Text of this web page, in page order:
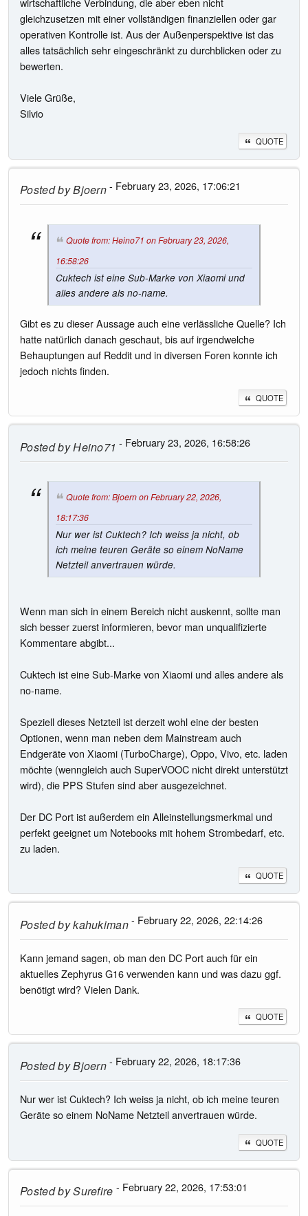
gleichzusetzen mit einer vollständigen finanziellen oder gar
operativen Kontrolle ist. Aus der Außenperspektive ist das
alles tatsächlich sehr eingeschränkt zu durchblicken oder zu
bewerten.
Viele Grüße,
Silvio
QUOTE
Posted byBjoern- February 23, 2026, 17:06:21
Quote from: Heino71 on February 23, 2026,
16:58:26
Cuktech ist eine Sub-Marke von Xiaomi und
alles andere als no-name.
Gibt es zu dieser Aussage auch eine verlässliche Quelle? Ich
hatte natürlich danach geschaut, bis auf irgendwelche
Behauptungen auf Reddit und in diversen Foren konnte ich
jedoch nichts finden.
QUOTE
Posted byHeino71 - February 23, 2026, 16:58:26
Quote from: Bjoern on February 22, 2026,
18:17:36
Nur wer ist Cuktech? Ich weiss ja nicht, ob
ich meine teuren Geräte so einem NoName
Netzteil anvertrauen würde.
Wenn man sich in einem Bereich nicht auskennt, sollte man
sich besser zuerst informieren, bevor man unqualifizierte
Kommentare abgibt...
Cuktech ist eine Sub-Marke von Xiaomi und alles andere als
no-name.
Speziell dieses Netzteil ist derzeit wohl eine der besten
Optionen, wenn man neben dem Mainstream auch
Endgeräte von Xiaomi (TurboCharge), Oppo, Vivo, etc. laden
möchte (wenngleich auch SuperVOOC nicht direkt unterstützt
wird), die PPS Stufen sind aber ausgezeichnet.
Der DC Port ist außerdem ein Alleinstellungsmerkmal und
perfekt geeignet um Notebooks mit hohem Strombedarf, etc.
zu laden.
QUOTE
Posted bykahukiman- February 22, 2026, 22:14:26
Kann jemand sagen, ob man den DC Port auch für ein
aktuelles Zephyrus G16 verwenden kann und was dazu ggf.
benötigt wird? Vielen Dank.
QUOTE
Posted byBjoern- February 22, 2026, 18:17:36
Nur wer ist Cuktech? Ich weiss ja nicht, ob ich meine teuren
Geräte so einem NoName Netzteil anvertrauen würde.
QUOTE
Posted bySurefire - February 22, 2026, 17:53:01